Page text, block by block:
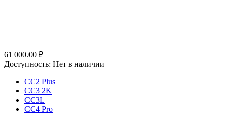
61 000.00 ₽
Доступность: Нет в наличии
CC2 Plus
CC3 2K
CC3L
CC4 Pro